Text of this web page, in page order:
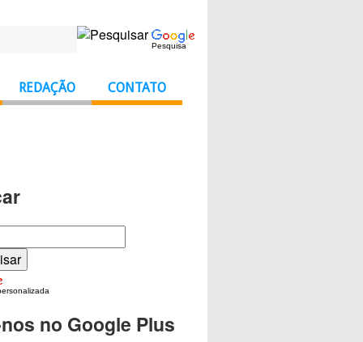
Pesquisa
REDAÇÃO CONTATO
no Google Plus